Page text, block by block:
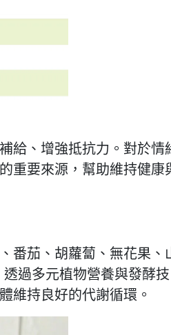
給、增強抵抗力。對於情
重要來源，幫助維持健康
番茄、胡蘿蔔、無花果、
過多元植物營養與發酵技
維持良好的代謝循環 。